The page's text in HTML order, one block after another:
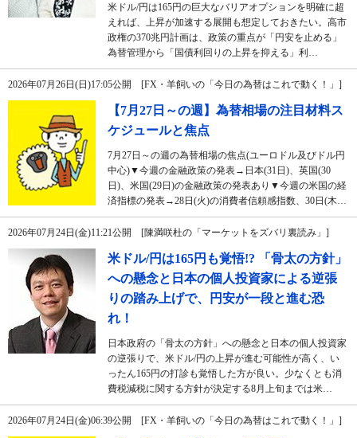
米ドル/円は165円の巨大なバリアオプションを明確に超
えれば、上昇が加速する展開も想定しておきたい。高市
政権の370兆円計画は、政策の重点が「円安を止める」
為替管理から「国債利回りの上昇を抑える」利…
2026年07月26日(日)17:05公開 [FX・羊飼いの「今日の為替はこれで動く！」]
【7月27日～の週】為替相場の注目材料ス
ケジュールと焦点
7月27日～の週の為替相場の焦点(ユーロドル及びドル円
中心)▼今週の金融政策の発表→日本(31日)、英国(30
日)、米国(29日)の金融政策の発表あり▼今週の米国の経
済指標の発表→28日(火)の消費者信頼感指数、30日(木…
2026年07月24日(金)11:21公開 [陳満咲杜の「マーケットをズバリ裏読み」]
米ドル/円は165円も覚悟!? 「骨太の方針」
への懸念と日本の個人投資家による逆張
りの踏み上げで、円安が一段と進む恐
れ！
日本政府の「骨太の方針」への懸念と日本の個人投資家
の逆張りで、米ドル/円の上昇が進む可能性が高く、い
ったん165円の打診も覚悟した方が良い。少なくとも消
費税減税に関する方針が決定する8月上旬までは米…
2026年07月24日(金)06:39公開 [FX・羊飼いの「今日の為替はこれで動く！」]